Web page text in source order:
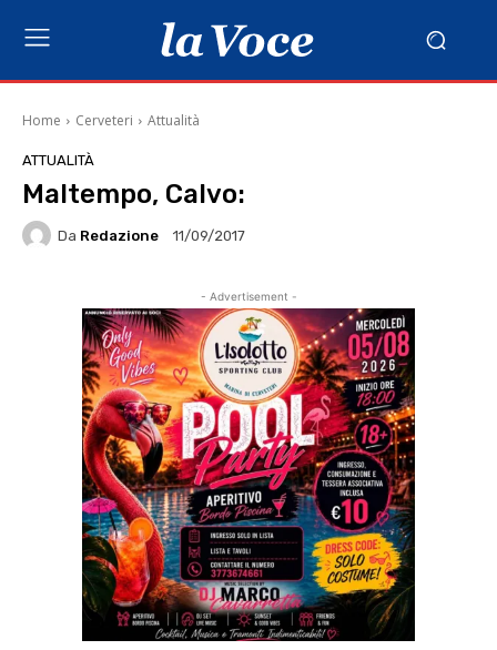
Home Cerveteri Attualità
ATTUALITÀ
Maltempo, Calvo:
Da Redazione 11/09/2017
- Advertisement -